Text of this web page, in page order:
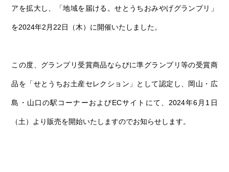
アを拡大し、「地域を届ける。せとうちおみやげグランプリ」
を2024年2月22日（木）に開催いたしました。
この度、グランプリ受賞商品ならびに準グランプリ等の受賞商
品を「せとうちお土産セレクション」として認定し、岡山・広
島・山口の駅コーナーおよびECサイトにて、2024年6月1日
（土）より販売を開始いたしますのでお知らせします。